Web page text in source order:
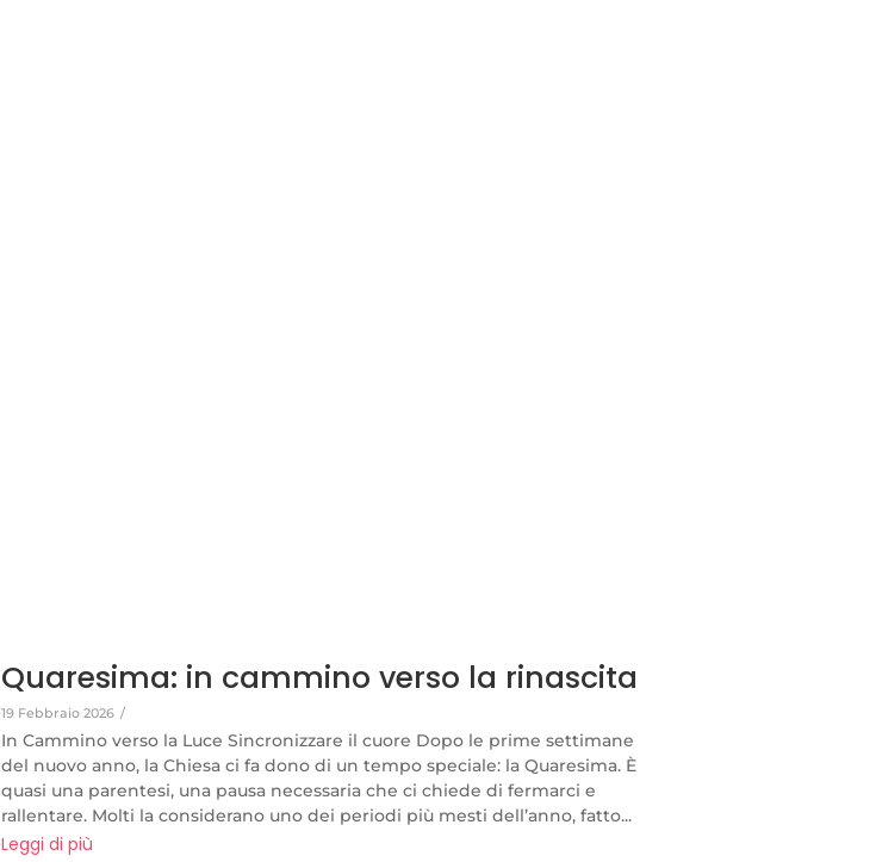
Quaresima: in cammino verso la rinascita
19 Febbraio 2026 /
In Cammino verso la Luce Sincronizzare il cuore Dopo le prime settimane
del nuovo anno, la Chiesa ci fa dono di un tempo speciale: la Quaresima. È
quasi una parentesi, una pausa necessaria che ci chiede di fermarci e
rallentare. Molti la considerano uno dei periodi più mesti dell’anno, fatto...
Leggi di più